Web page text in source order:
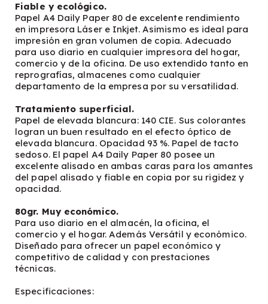
Fiable y ecológico.
Papel A4 Daily Paper 80 de excelente rendimiento
en impresora Láser e Inkjet. Asimismo es ideal para
impresión en gran volumen de copia. Adecuado
para uso diario en cualquier impresora del hogar,
comercio y de la oficina. De uso extendido tanto en
reprografías, almacenes como cualquier
departamento de la empresa por su versatilidad.
Tratamiento superficial.
Papel de elevada blancura: 140 CIE. Sus colorantes
logran un buen resultado en el efecto óptico de
elevada blancura. Opacidad 93 %. Papel de tacto
sedoso. El papel A4 Daily Paper 80 posee un
excelente alisado en ambas caras para los amantes
del papel alisado y fiable en copia por su rigidez y
opacidad.
80gr. Muy económico.
Para uso diario en el almacén, la oficina, el
comercio y el hogar. Además Versátil y económico.
Diseñado para ofrecer un papel económico y
competitivo de calidad y con prestaciones
técnicas.
Especificaciones: